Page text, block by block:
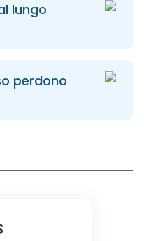
lungo
perdono